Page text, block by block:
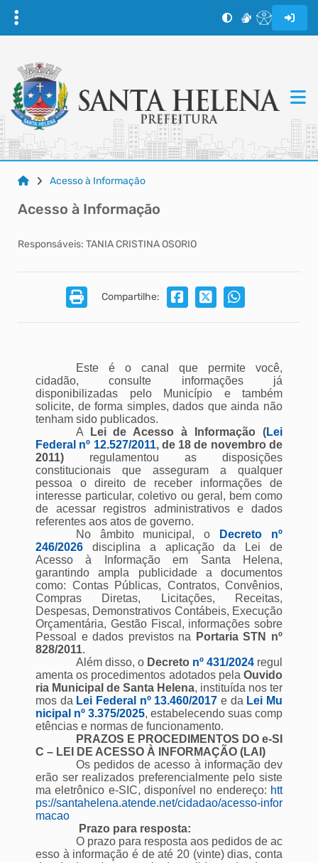
Acesso à Informação
Acesso à Informação
Responsáveis: TANIA CRISTINA OSORIO
Compartilhe:
Este é o canal que permite você,
cidadão, consulte informações já
disponibilizadas pelo Município e também
solicite, de forma simples, dados que ainda não
tenham sido publicados.
A
Lei de Acesso à Informação (Lei
Federal nº 12.527/2011, de 18 de novembro de
2011) regulamentou as disposições
constitucionais que asseguram a qualquer
pessoa o direito de receber informações de
interesse particular, coletivo ou geral, bem como
de acessar registros administrativos e dados
referentes aos atos de governo.
No âmbito municipal, o
Decreto nº
246/2026 disciplina a aplicação da Lei de
Acesso à Informação em Santa Helena,
garantindo ampla publicidade a documentos
como: Contas Públicas, Contratos, Convênios,
Compras Diretas, Licitações, Receitas,
Despesas, Demonstrativos Contábeis, Execução
Orçamentária, Gestão Fiscal, informações sobre
Pessoal e dados previstos na
Portaria STN nº
828/2011.
Além disso, o Decreto nº 431/2024regul
amenta os procedimentos adotados pela Ouvido
ria Municipal de Santa Helena, instituída nos ter
mos da Lei Federal nº 13.460/2017 e da Lei Mu
nicipal nº 3.375/2025, estabelecendo suas comp
etências e normas de funcionamento.
PRAZOS E PROCEDIMENTOS DO e-SI
C – LEI DE ACESSO À INFORMAÇÃO (LAI)
Os pedidos de acesso à informação dev
erão ser realizados preferencialmente pelo siste
ma eletrônico e-SIC, disponível no endereço: htt
ps://santahelena.atende.net/cidadao/acesso-infor
macao
Prazo para resposta:
O prazo para resposta aos pedidos de ac
esso à informação é de até 20 (vinte) dias, conta